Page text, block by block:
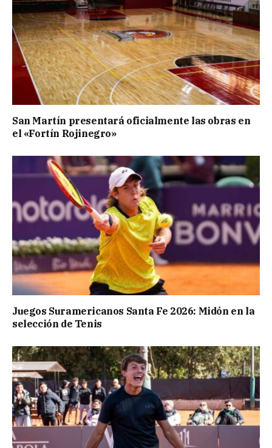
San Martín presentará oficialmente las obras en
el «Fortín Rojinegro»
Juegos Suramericanos Santa Fe 2026: Midón en la
selección de Tenis